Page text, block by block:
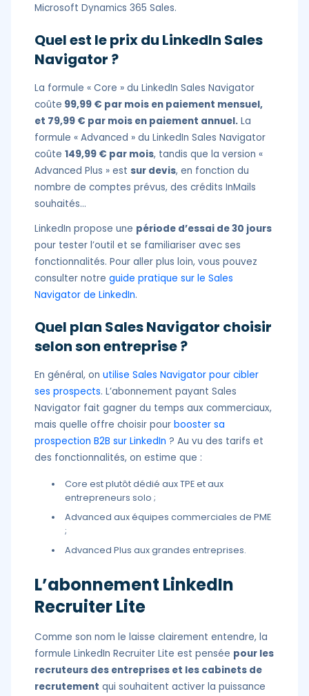
Microsoft Dynamics 365 Sales.
Quel est le prix du LinkedIn Sales
Navigator ?
La formule « Core » du LinkedIn Sales Navigator
coûte 99,99 € par mois en paiement mensuel,
et 79,99 € par mois en paiement annuel. La
formule « Advanced » du LinkedIn Sales Navigator
coûte 149,99 € par mois, tandis que la version «
Advanced Plus » est sur devis, en fonction du
nombre de comptes prévus, des crédits InMails
souhaités…
LinkedIn propose une période d’essai de 30 jours
pour tester l’outil et se familiariser avec ses
fonctionnalités. Pour aller plus loin, vous pouvez
consulter notre guide pratique sur le Sales
Navigator de LinkedIn.
Quel plan Sales Navigator choisir
selon son entreprise ?
En général, on utilise Sales Navigator pour cibler
ses prospects. L’abonnement payant Sales
Navigator fait gagner du temps aux commerciaux,
mais quelle offre choisir pour booster sa
prospection B2B sur LinkedIn ? Au vu des tarifs et
des fonctionnalités, on estime que :
Core est plutôt dédié aux TPE et aux
entrepreneurs solo ;
Advanced aux équipes commerciales de PME
;
Advanced Plus aux grandes entreprises.
L’abonnement LinkedIn
Recruiter Lite
Comme son nom le laisse clairement entendre, la
formule LinkedIn Recruiter Lite est pensée pour les
recruteurs des entreprises et les cabinets de
recrutement qui souhaitent activer la puissance